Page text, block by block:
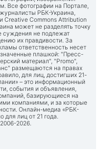
Все фотографии на Портале,
РБК-Украина,
Creative Commons Attribution
может не разделять точку
суждения не подлежат
их правдивости. За
ответственность несет
плашкой: "Пресс-
материал", "Promo",
размещаются на правах
для лиц, достигших 21-
– это информационный
события и объявления,
базирующиеся на
компаниями, и за которые
Онлайн-медиа «РБК-
для лиц от 21 года.
2026.